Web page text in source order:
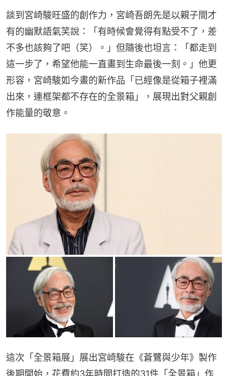
談到宮崎駿旺盛的創作力，宮崎吾朗先是以親子間才
有的幽默語氣笑說：「有時候會覺得有點受不了，差
不多也該夠了吧（笑）。」但隨後也坦言：「都走到
這一步了，希望他能一直畫到生命最後一刻。」他更
形容，宮崎駿如今畫的新作品「已經像是從箱子裡滿
出來，連框架都不存在的全景箱」，展現出對父親創
作能量的敬意。
這次「全景箱展」展出宮崎駿在《蒼鷺與少年》製作
後期開始，花費約3年時間打造的31件「全景箱」作